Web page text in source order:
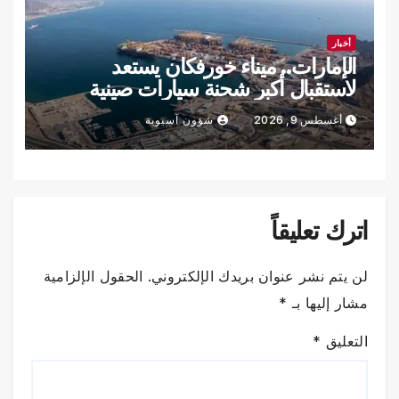
أخبار
الإمارات.. ميناء خورفكان يستعد
لاستقبال أكبر شحنة سيارات صينية
أغسطس 9, 2026 شؤون آسيوية
اترك تعليقاً
لن يتم نشر عنوان بريدك الإلكتروني. الحقول الإلزامية
مشار إليها بـ *
التعليق *